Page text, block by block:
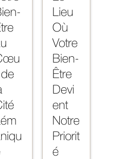
Lieu
Où
Votre
Bien-
Être
Devi
ent
Notre
Priorit
é